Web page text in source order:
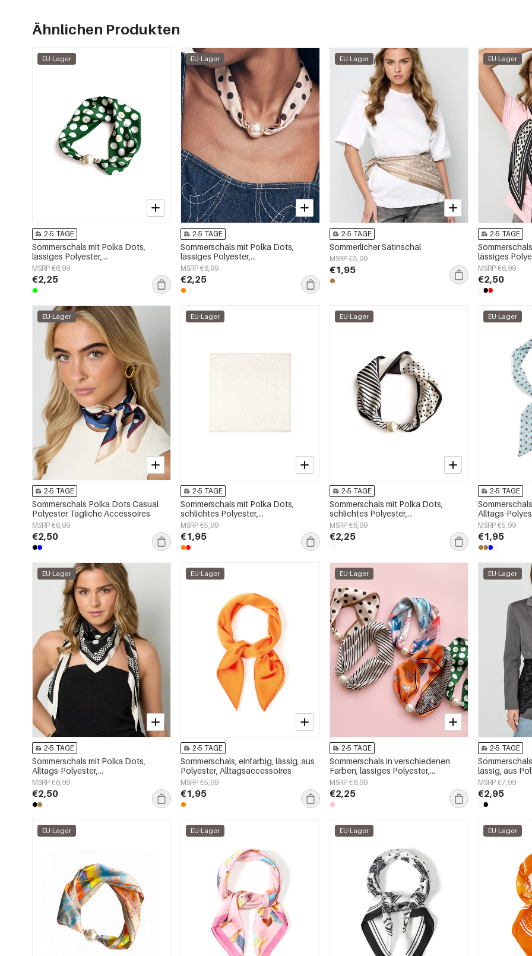
Ähnlichen Produkten
EU-Lager
2-5 TAGE
Sommerschals mit Polka Dots,
lässiges Polyester,
Alltagsaccessoires
MSRP €6,99
€2,25
EU-Lager
2-5 TAGE
Sommerschals mit Polka Dots,
lässiges Polyester,
Alltagsaccessoires
MSRP €6,99
€2,25
EU-Lager
2-5 TAGE
Sommerlicher Satinschal
MSRP €5,99
€1,95
EU-Lager
2-5 TAGE
lässiges
MSRP €6,99
€2,50
EU-Lager
2-5 TAGE
Sommerschals Polka Dots Casual
Polyester Tägliche Accessoires
MSRP €6,99
€2,50
EU-Lager
2-5 TAGE
Sommerschals mit Polka Dots,
schlichtes Polyester,
Alltagsaccessoires
MSRP €5,99
€1,95
EU-Lager
2-5 TAGE
Sommerschals mit Polka Dots,
schlichtes Polyester,
Alltagsaccessoires
MSRP €6,99
€2,25
EU-Lager
2-5 TAGE
Alltags-
MSRP €5,99
€1,95
EU-Lager
2-5 TAGE
Sommerschals mit Polka Dots,
Alltags-Polyester,
Alltagsaccessoires
MSRP €6,99
€2,50
EU-Lager
2-5 TAGE
Sommerschals, einfarbig, lässig, aus
Polyester, Alltagsaccessoires
MSRP €5,99
€1,95
EU-Lager
2-5 TAGE
Sommerschals in verschiedenen
Farben, lässiges Polyester,
Alltagsaccessoires
MSRP €6,99
€2,25
EU-Lager
2-5 TAGE
lässig, aus
MSRP €7,99
€2,95
EU-Lager EU-Lager EU-Lager EU-Lager